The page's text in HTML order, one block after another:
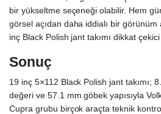
bir yükseltme seçeneği olabilir. Hem
görsel açıdan daha iddialı bir görünüm
inç Black Polish jant takımı dikkat
Sonuç
19 inç 5×112 Black Polish jant takımı;
değeri ve 57.1 mm göbek yapısıyla
Cupra grubu birçok araçta teknik